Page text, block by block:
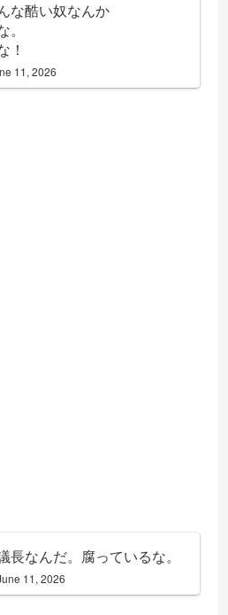
な酷い奴なんか
！
11, 2026
長なんだ。腐っているな。
11, 2026